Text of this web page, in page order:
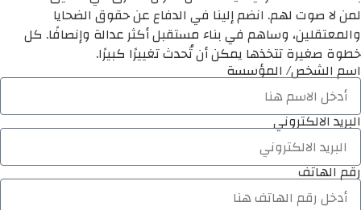
لمن لا صوت لهم. انضم إلينا في الدفاع عن حقوق الضحايا
والمعتقلين، وساهم في بناء مستقبل أكثر عدالة وإنصافًا. كل
خطوة صغيرة تتخذها يمكن أن تُحدث تغييرًا كبيرًا.
اسم الشخص/ المؤسسة
البريد الالكتروني
رقم الهاتف